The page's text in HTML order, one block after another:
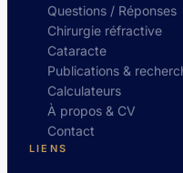
Questions / Réponses
Chirurgie réfractive
Cataracte
Publications &
Calculateurs
À propos & CV
Contact
LIENS